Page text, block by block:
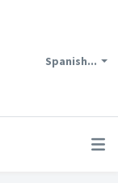
Spanish...